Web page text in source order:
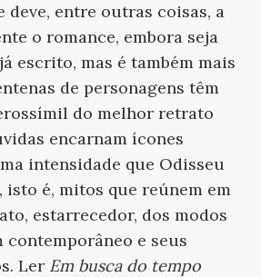
deve, entre outras coisas, a
o romance, embora seja
escrito, mas é também mais
de personagens têm
do melhor retrato
encarnam ícones
intensidade que Odisseu
isto é, mitos que reúnem em
estarrecedor, dos modos
contemporâneo e seus
Ler Em busca do tempo